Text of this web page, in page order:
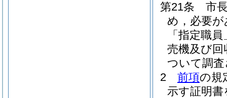
第21条
市
め，必要
「指定職
売機及び
ついて調
2
前項の規
示す証明